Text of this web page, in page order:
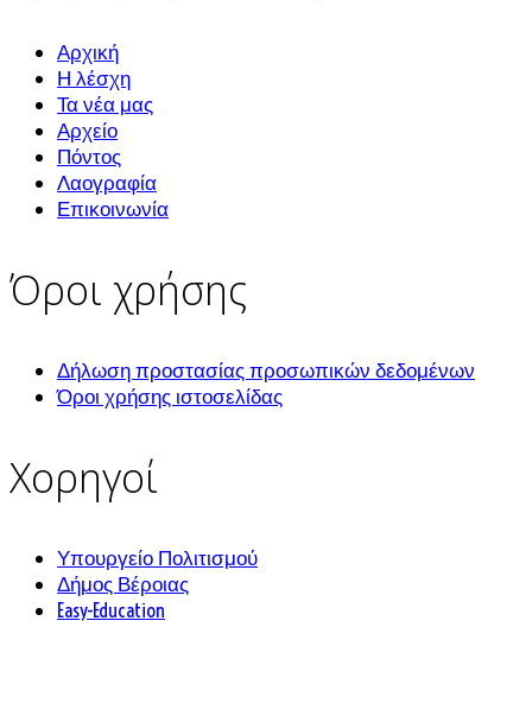
Αρχική
Η λέσχη
Τα νέα μας
Αρχείο
Πόντος
Λαογραφία
Επικοινωνία
Όροι χρήσης
Δήλωση προστασίας προσωπικών δεδομένων
Όροι χρήσης ιστοσελίδας
Χορηγοί
Υπουργείο Πολιτισμού
Δήμος Βέροιας
Easy-Education